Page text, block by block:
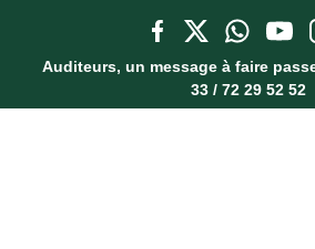
Auditeurs, un message à faire
33 / 72 29 52 52